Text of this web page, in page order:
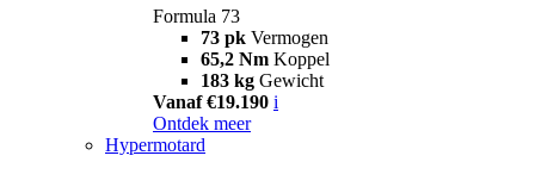
Formula 73
73 pk Vermogen
65,2 Nm Koppel
183 kg Gewicht
Vanaf €19.190 i
Ontdek meer
Hypermotard